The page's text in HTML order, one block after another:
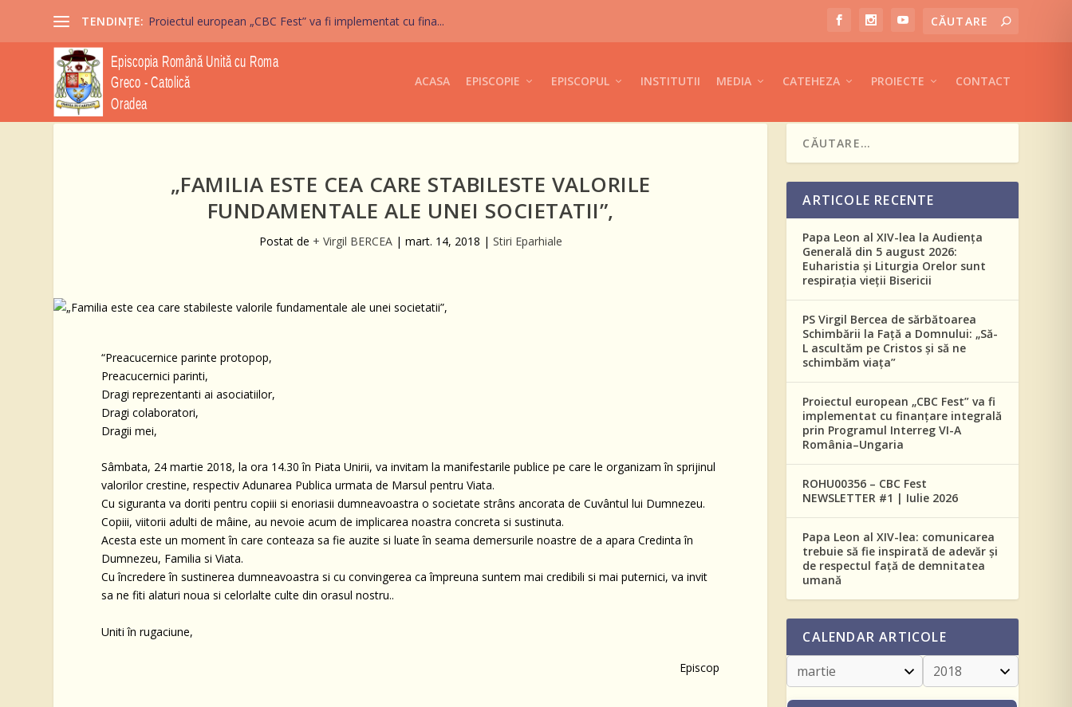
TENDINȚE: Proiectul european „CBC Fest” va fi implementat cu fina...
ACASA EPISCOPIE EPISCOPUL INSTITUTII MEDIA CATEHEZA PROIECTE CONTACT
„FAMILIA ESTE CEA CARE STABILESTE VALORILE
FUNDAMENTALE ALE UNEI SOCIETATII”,
Postat de + Virgil BERCEA| mart. 14, 2018 | Stiri Eparhiale
“Preacucernice parinte protopop,
Preacucernici parinti,
Dragi reprezentanti ai asociatiilor,
Dragi colaboratori,
Dragii mei,
Sâmbata, 24 martie 2018, la ora 14.30 în Piata Unirii, va invitam la manifestarile publice pe care le organizam în sprijinul
valorilor crestine, respectiv Adunarea Publica urmata de Marsul pentru Viata.
Cu siguranta va doriti pentru copiii si enoriasii dumneavoastra o societate strâns ancorata de Cuvântul lui Dumnezeu.
Copiii, viitorii adulti de mâine, au nevoie acum de implicarea noastra concreta si sustinuta.
Acesta este un moment în care conteaza sa fie auzite si luate în seama demersurile noastre de a apara Credinta în
Dumnezeu, Familia si Viata.
Cu încredere în sustinerea dumneavoastra si cu convingerea ca împreuna suntem mai credibili si mai puternici, va invit
sa ne fiti alaturi noua si celorlalte culte din orasul nostru..
Uniti în rugaciune,
Episcop
ARTICOLE RECENTE
Papa Leon al XIV-lea la Audiența
Generală din 5 august 2026:
Euharistia și Liturgia Orelor sunt
respirația vieții Bisericii
PS Virgil Bercea de sărbătoarea
Schimbării la Față a Domnului: „Să-
L ascultăm pe Cristos și să ne
schimbăm viața”
Proiectul european „CBC Fest” va fi
implementat cu finanțare integrală
prin Programul Interreg VI-A
România–Ungaria
ROHU00356 – CBC Fest
NEWSLETTER #1 | Iulie 2026
Papa Leon al XIV-lea: comunicarea
trebuie să fie inspirată de adevăr și
de respectul față de demnitatea
umană
CALENDAR ARTICOLE